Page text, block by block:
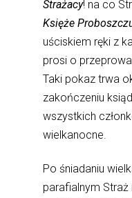
Strażacy! na co
Księże
uściskiem ręki z
prosi o
Taki pokaz trwa
zakończeniu
wszystkich
wielkanocne.
Po śniadaniu
parafialnym